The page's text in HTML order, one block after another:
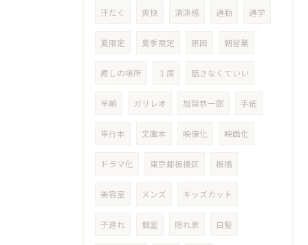
汗だく 爽快 清涼感 通勤 通学
夏限定 夏季限定 原因 朝営業
癒しの場所 １席 話さなくていい
早朝 ガリレオ 加賀恭一郎 手紙
単行本 文庫本 映像化 映画化
ドラマ化 東京都板橋区 板橋
美容室 メンズ キッズカット
子連れ 個室 隠れ家 白髪